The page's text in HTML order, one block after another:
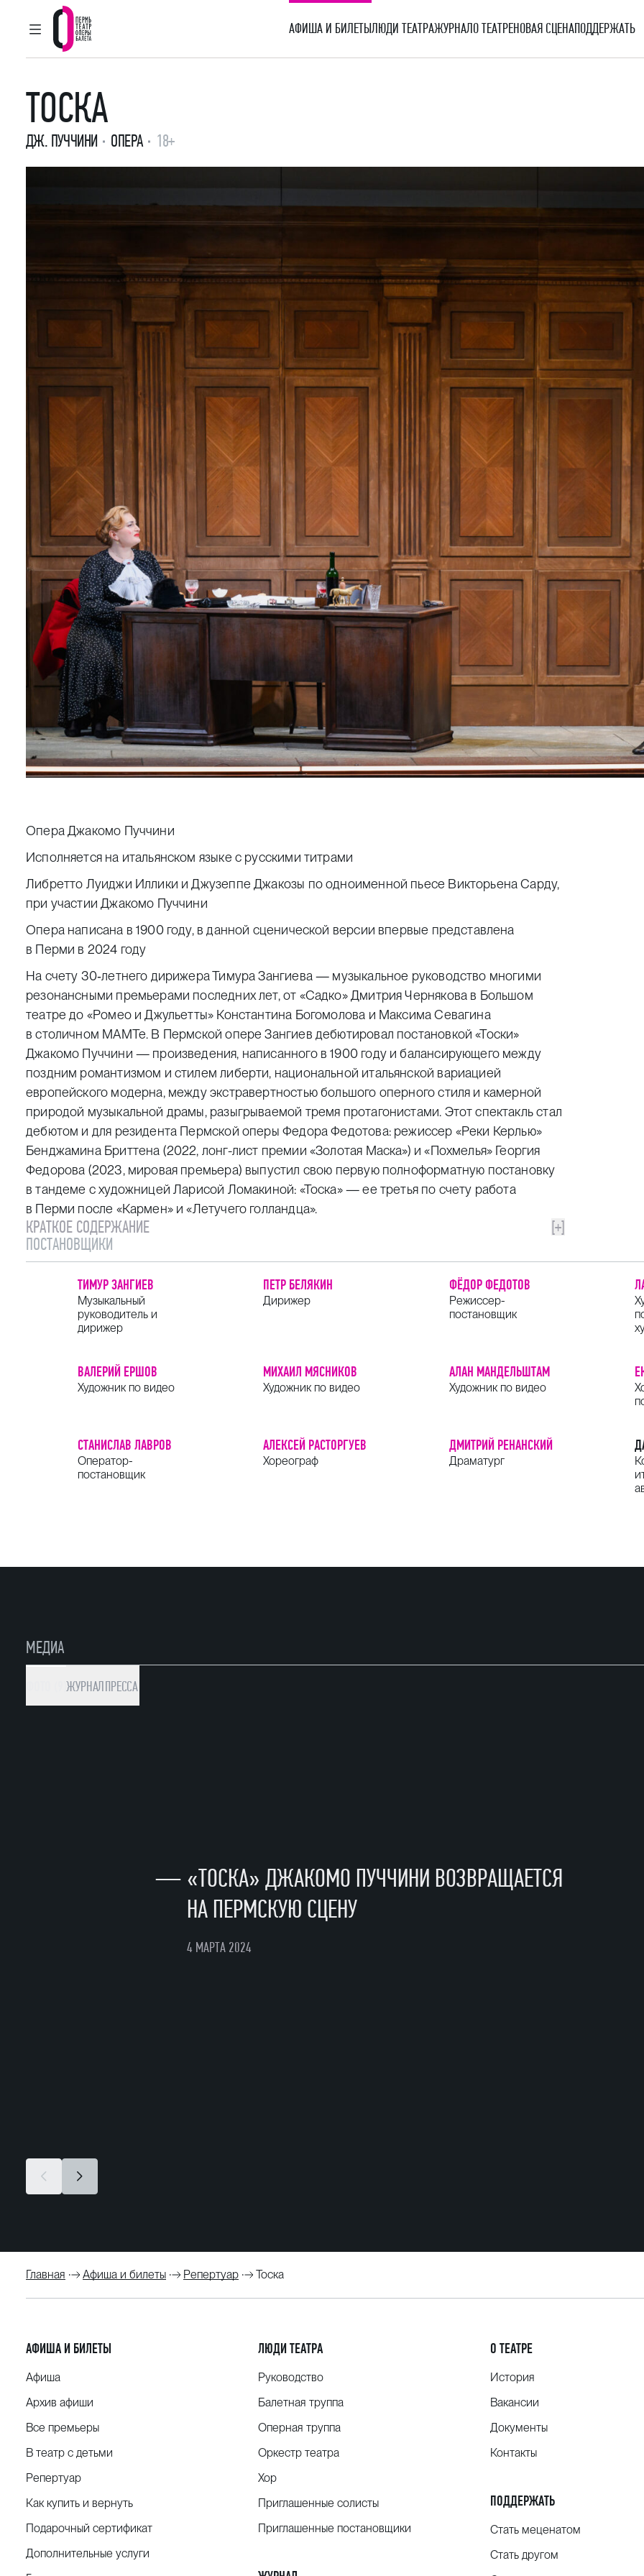
ГЛАВНОЕ МЕНЮ
Пермский театр оперы и балета
АФИША И БИЛЕТЫЛЮДИ ТЕАТРАЖУРНАЛО ТЕАТРЕНОВАЯ СЦЕНАПОДДЕРЖАТЬ
ТОСКА
ДЖ. ПУЧЧИНИ ОПЕРА 18+
Опера Джакомо Пуччини
Исполняется на итальянском языке с русскими титрами
Либретто Луиджи Иллики и Джузеппе Джакозы по одноименной пьесе Викторьена Сарду,
при участии Джакомо Пуччини
Опера написана в 1900 году, в данной сценической версии впервые представлена
в Перми в 2024 году
На счету 30‑летнего дирижера Тимура Зангиева — музыкальное руководство многими
резонансными премьерами последних лет, от «Садко» Дмитрия Чернякова в Большом
театре до «Ромео и Джульетты» Константина Богомолова и Максима Севагина
в столичном МАМТе. В Пермской опере Зангиев дебютировал постановкой «Тоски»
Джакомо Пуччини — произведения, написанного в 1900 году и балансирующего между
поздним романтизмом и стилем либерти, национальной итальянской вариацией
европейского модерна, между экстравертностью большого оперного стиля и камерной
природой музыкальной драмы, разыгрываемой тремя протагонистами. Этот спектакль стал
дебютом и для резидента Пермской оперы Федора Федотова: режиссер «Реки Керлью»
Бенджамина Бриттена (2022, лонг-лист премии «Золотая Маска») и «Похмелья» Георгия
Федорова (2023, мировая премьера) выпустил свою первую полноформатную постановку
в тандеме с художницей Ларисой Ломакиной: «Тоска» — ее третья по счету работа
в Перми после «Кармен» и «Летучего голландца».
КРАТКОЕ СОДЕРЖАНИЕ
[+]
ПОСТАНОВЩИКИ
ТИМУР ЗАНГИЕВ
Музыкальный
руководитель и
дирижер
ПЕТР БЕЛЯКИН
Дирижер
ФЁДОР ФЕДОТОВ
Режиссер-
постановщик
ВАЛЕРИЙ ЕРШОВ
Художник по видео
МИХАИЛ МЯСНИКОВ
Художник по видео
АЛАН МАНДЕЛЬШТАМ
Художник по видео
СТАНИСЛАВ ЛАВРОВ
Оператор-
постановщик
АЛЕКСЕЙ РАСТОРГУЕВ
Хореограф
ДМИТРИЙ РЕНАНСКИЙ
Драматург
МЕДИА
ФОТО (9)ЖУРНАЛПРЕССА
— «ТОСКА» ДЖАКОМО ПУЧЧИНИ ВОЗВРАЩАЕТСЯ
НА ПЕРМСКУЮ СЦЕНУ
4 МАРТА 2024
Главная Афиша и билеты Репертуар Тоска
АФИША И БИЛЕТЫ
Афиша
Архив афиши
Все премьеры
В театр с детьми
Репертуар
Как купить и вернуть
Подарочный сертификат
Дополнительные услуги
ЛЮДИ ТЕАТРА
Руководство
Балетная труппа
Оперная труппа
Оркестр театра
Хор
Приглашенные солисты
Приглашенные постановщики
О ТЕАТРЕ
История
Вакансии
Документы
Контакты
ПОДДЕРЖАТЬ
Стать меценатом
Стать другом